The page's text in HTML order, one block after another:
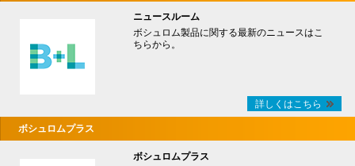
ニュースルーム
ボシュロム製品に関する最新のニュースはこ
ちらから。
詳しくはこちら
ボシュロムプラス
ボシュロムプラス